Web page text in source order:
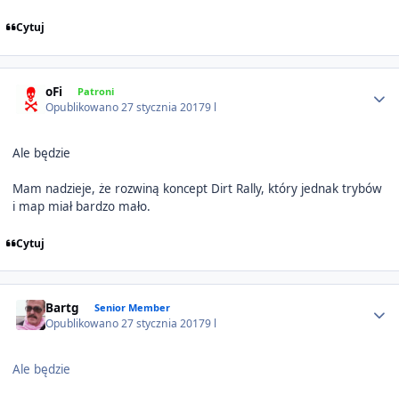
Cytuj
oFi Patroni
Opublikowano27 stycznia 20179 l
Ale będzie
Mam nadzieje, że rozwiną koncept Dirt Rally, który jednak trybów
i map miał bardzo mało.
Cytuj
Bartg Senior Member
Opublikowano27 stycznia 20179 l
Ale będzie